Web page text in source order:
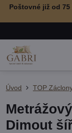
Poštovné již od
Úvod TOP
Dimout